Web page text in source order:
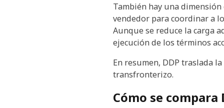
También hay una dimensión
vendedor para coordinar a
Aunque se reduce la carga
ejecución de los términos
En resumen, DDP traslada
transfronterizo.
Cómo se